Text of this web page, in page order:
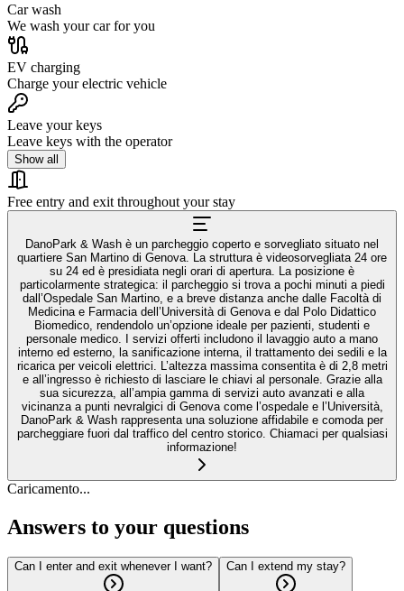
Car wash
We wash your car for you
EV charging
Charge your electric vehicle
Leave your keys
Leave keys with the operator
Show all
Free entry and exit throughout your stay
DanoPark & Wash è un parcheggio coperto e sorvegliato situato nel
quartiere San Martino di Genova. La struttura è videosorvegliata 24 ore
su 24 ed è presidiata negli orari di apertura. La posizione è
particolarmente strategica: il parcheggio si trova a pochi minuti a piedi
dall’Ospedale San Martino, e a breve distanza anche dalle Facoltà di
Medicina e Farmacia dell’Università di Genova e dal Polo Didattico
Biomedico, rendendolo un’opzione ideale per pazienti, studenti e
personale medico. I servizi offerti includono il lavaggio auto a mano
interno ed esterno, la sanificazione interna, il trattamento dei sedili e la
ricarica per veicoli elettrici. L’altezza massima consentita è di 2,8 metri
e all’ingresso è richiesto di lasciare le chiavi al personale. Grazie alla
sua sicurezza, all’ampia gamma di servizi auto avanzati e alla
vicinanza a punti nevralgici di Genova come l’ospedale e l’Università,
DanoPark & Wash rappresenta una soluzione affidabile e comoda per
parcheggiare fuori dal traffico del centro storico. Chiamaci per qualsiasi
informazione!
Caricamento...
Answers to your questions
Can I enter and exit whenever I want? Can I extend my stay?